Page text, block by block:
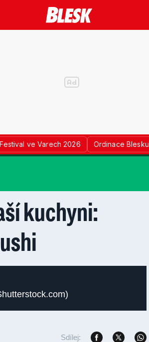
Festival ve Varech 2026 Ordinace Blesku
kuchyni:
Sdílej: